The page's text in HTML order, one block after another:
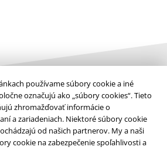
používame súbory cookie a iné
označujú ako „súbory cookies“. Tieto
zhromažďovať informácie o
a zariadeniach. Niektoré súbory cookie
od našich partnerov. My a naši
cookie na zabezpečenie spoľahlivosti a